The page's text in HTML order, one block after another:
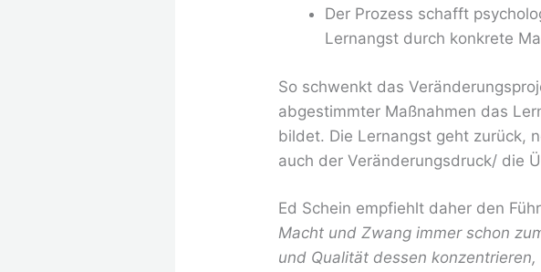
Der Prozess schafft
Lernangst durch konkrete
So schwenkt das
abgestimmter Maßnahmen das
bildet. Die Lernangst geht zurück,
auch der Veränderungsdruck/ die
Ed Schein empfiehlt daher den
Macht und Zwang immer schon
und Qualität dessen